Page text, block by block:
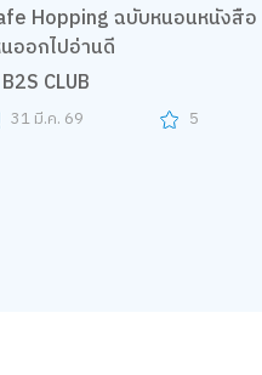
Hopping ฉบับหนอนหนังสือ พกเล่ม
ออกไปอ่านดี
B2S CLUB
31 มี.ค. 69 5